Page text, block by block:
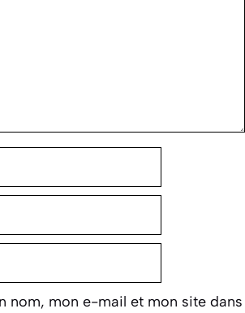
nom, mon e-mail et mon site dans